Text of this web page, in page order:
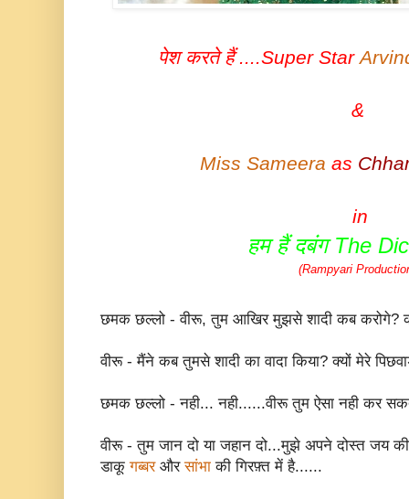
पेश करते हैं ....Super Star
&
Miss Sameera as
in
हम हैं दबंग The
(Rampyari
छमक छल्लो - वीरू, तुम आखिर मुझसे शादी कब
वीरू - मैंने कब तुमसे शादी का वादा किया? क्यों मेरे
छमक छल्लो - नही... नही......वीरू तुम ऐसा नही कर
वीरू - तुम जान दो या जहान दो...मुझे अपने दोस्त जय
डाकूगब्बर औरसांभा की गिरफ़्त में है......